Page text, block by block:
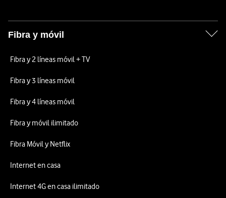
Fibra y móvil
Fibra y 2 líneas móvil + TV
Fibra y 3 líneas móvil
Fibra y 4 líneas móvil
Fibra y móvil ilimitado
Fibra Móvil y Netflix
Internet en casa
Internet 4G en casa ilimitado